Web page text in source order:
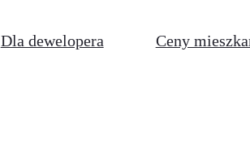
Dla dewelopera Ceny